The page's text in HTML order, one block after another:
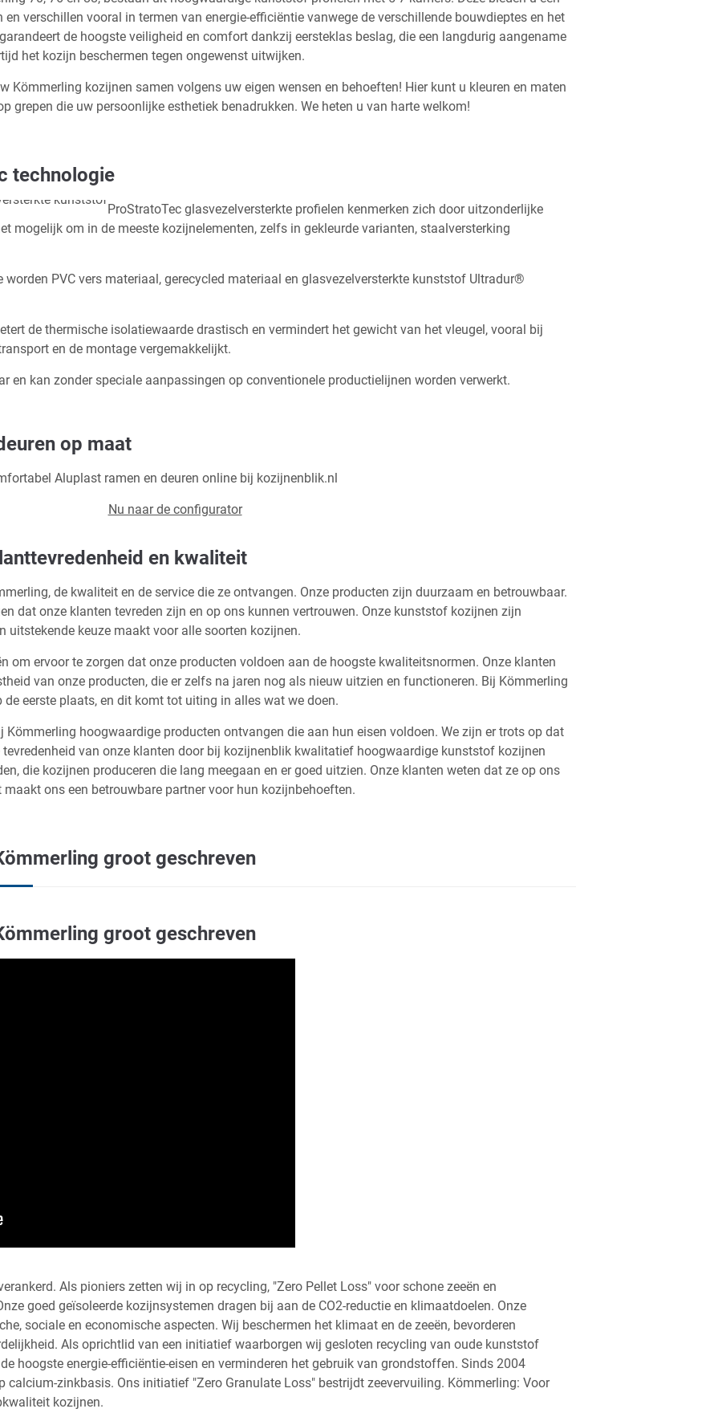
verschillen vooral in termen van energie-efficiëntie vanwege de verschillende bouwdieptes en het
de hoogste veiligheid en comfort dankzij eersteklas beslag, die een langdurig aangename
het kozijn beschermen tegen ongewenst uitwijken.
Kömmerling kozijnen samen volgens uw eigen wensen en behoeften! Hier kunt u kleuren en maten
grepen die uw persoonlijke esthetiek benadrukken. We heten u van harte welkom!
technologie
ProStratoTec glasvezelversterkte profielen kenmerken zich door uitzonderlijke
mogelijk om in de meeste kozijnelementen, zelfs in gekleurde varianten, staalversterking
worden PVC vers materiaal, gerecycled materiaal en glasvezelversterkte kunststof Ultradur®
de thermische isolatiewaarde drastisch en vermindert het gewicht van het vleugel, vooral bij
en de montage vergemakkelijkt.
en kan zonder speciale aanpassingen op conventionele productielijnen worden verwerkt.
op maat
Aluplast ramen en deuren online bij kozijnenblik.nl
Nu naar de configurator
en kwaliteit
de kwaliteit en de service die ze ontvangen. Onze producten zijn duurzaam en betrouwbaar.
dat onze klanten tevreden zijn en op ons kunnen vertrouwen. Onze kunststof kozijnen zijn
uitstekende keuze maakt voor alle soorten kozijnen.
om ervoor te zorgen dat onze producten voldoen aan de hoogste kwaliteitsnormen. Onze klanten
van onze producten, die er zelfs na jaren nog als nieuw uitzien en functioneren. Bij Kömmerling
eerste plaats, en dit komt tot uiting in alles wat we doen.
Kömmerling hoogwaardige producten ontvangen die aan hun eisen voldoen. We zijn er trots op dat
tevredenheid van onze klanten door bij kozijnenblik kwalitatief hoogwaardige kunststof kozijnen
die kozijnen produceren die lang meegaan en er goed uitzien. Onze klanten weten dat ze op ons
maakt ons een betrouwbare partner voor hun kozijnbehoeften.
groot geschreven
groot geschreven
Als pioniers zetten wij in op recycling, "Zero Pellet Loss" voor schone zeeën en
goed geïsoleerde kozijnsystemen dragen bij aan de CO2-reductie en klimaatdoelen. Onze
sociale en economische aspecten. Wij beschermen het klimaat en de zeeën, bevorderen
Als oprichtlid van een initiatief waarborgen wij gesloten recycling van oude kunststof
hoogste energie-efficiëntie-eisen en verminderen het gebruik van grondstoffen. Sinds 2004
zinkbasis. Ons initiatief "Zero Granulate Loss" bestrijdt zeevervuiling. Kömmerling: Voor
kozijnen.